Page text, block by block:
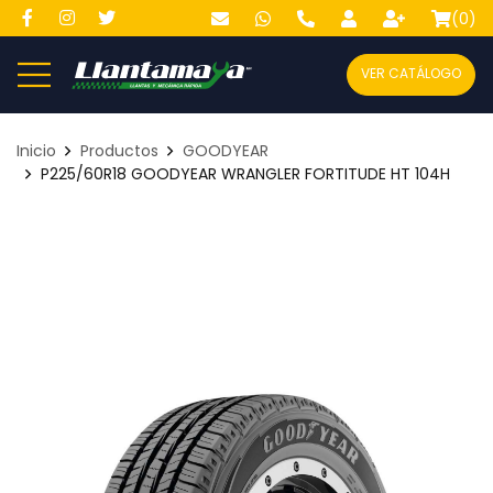
(0)
VER CATÁLOGO
Inicio Productos
GOODYEAR
P225/60R18 GOODYEAR WRANGLER FORTITUDE HT 104H